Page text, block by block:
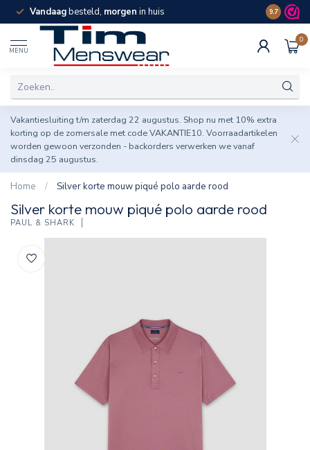
Vandaagbesteld, morgen in huis Spaar
9.7
MENU
0
Vakantiesluiting t/m zaterdag 22 augustus. Shop nu met 10% extra
korting op de zomersale met code VAKANTIE10. Voorraadartikelen
worden gewoon verzonden - backorders verwerken we vanaf
dinsdag 25 augustus.
Home / Silver korte mouw piqué polo aarde rood
Silver korte mouw piqué polo aarde rood
PAUL & SHARK